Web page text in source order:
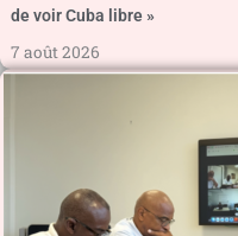
de voir Cuba libre »
7 août 2026